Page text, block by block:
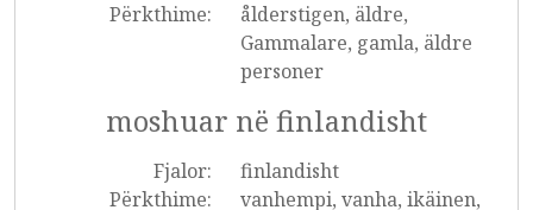
Përkthime:
ålderstigen, äldre,
Gammalare, gamla, äldre
personer
moshuar në finlandisht
Fjalor:
finlandisht
Përkthime:
vanhempi, vanha, ikäinen,